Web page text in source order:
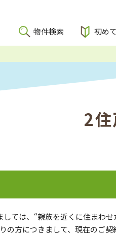
物件検索 初め
2
しては、“親族を近くに住まわ
の方につきまして、現在のご